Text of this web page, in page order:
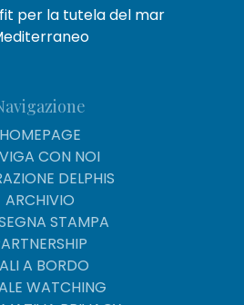
per la tutela del mar
HOMEPAGE
CON NOI
DELPHIS
ARCHIVIO
STAMPA
A BORDO
WATCHING